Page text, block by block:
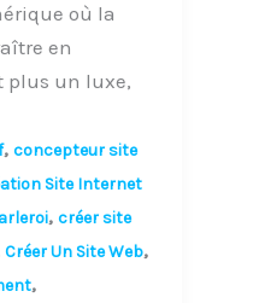
où la
en
plus un luxe,
, concepteur site
Site Internet
, créer site
Créer Un Site Web,
,